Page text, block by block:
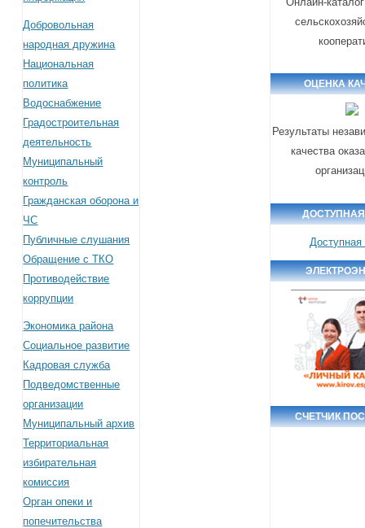
Добровольная
народная дружина
Национальная
политика
Водоснабжение
Градостроительная
деятельность
Муниципальный
контроль
Гражданская оборона и
ЧС
Публичные слушания
Обращение с ТКО
Противодействие
коррупции
Экономика района
Социальное развитие
Кадровая служба
Подведомственные
организации
Муниципальный архив
Территориальная
избирательная
комиссия
Орган опеки и
попечительства
ОЦЕНКА
Результаты
качества
СЧЕТЧИК